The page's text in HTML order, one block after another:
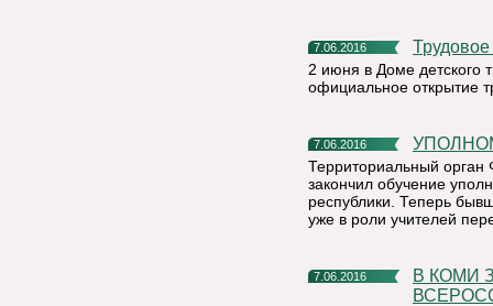
7.06.2016
2 июня в Доме детского
официальное открытие
7.06.2016
Территориальный орган
закончил обучение
республики. Теперь
уже в роли учителей
7.06.2016
В КОМИ ЗАВЕРШАЕТСЯ ПОДГОТОВКА К